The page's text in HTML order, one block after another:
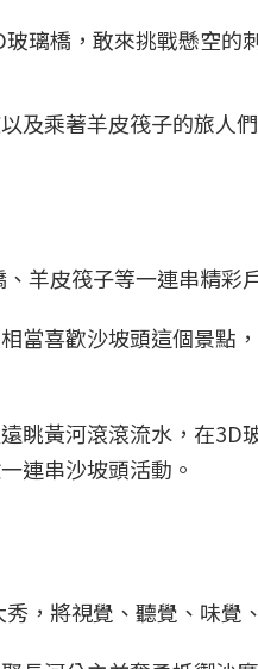
璃橋，敢來挑戰懸空的
及乘著羊皮筏子的旅人們
羊皮筏子等一連串精彩
當喜歡沙坡頭這個景點
眺黃河滾滾流水，在
連串沙坡頭活動。
，將視覺、聽覺、味覺